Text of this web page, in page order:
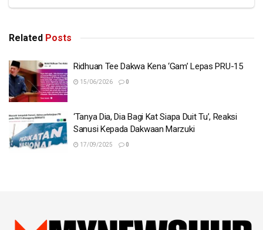
Related Posts
Ridhuan Tee Dakwa Kena ‘Gam’ Lepas PRU-15
15/06/2026 0
‘Tanya Dia, Dia Bagi Kat Siapa Duit Tu’, Reaksi
Sanusi Kepada Dakwaan Marzuki
17/09/2025 0